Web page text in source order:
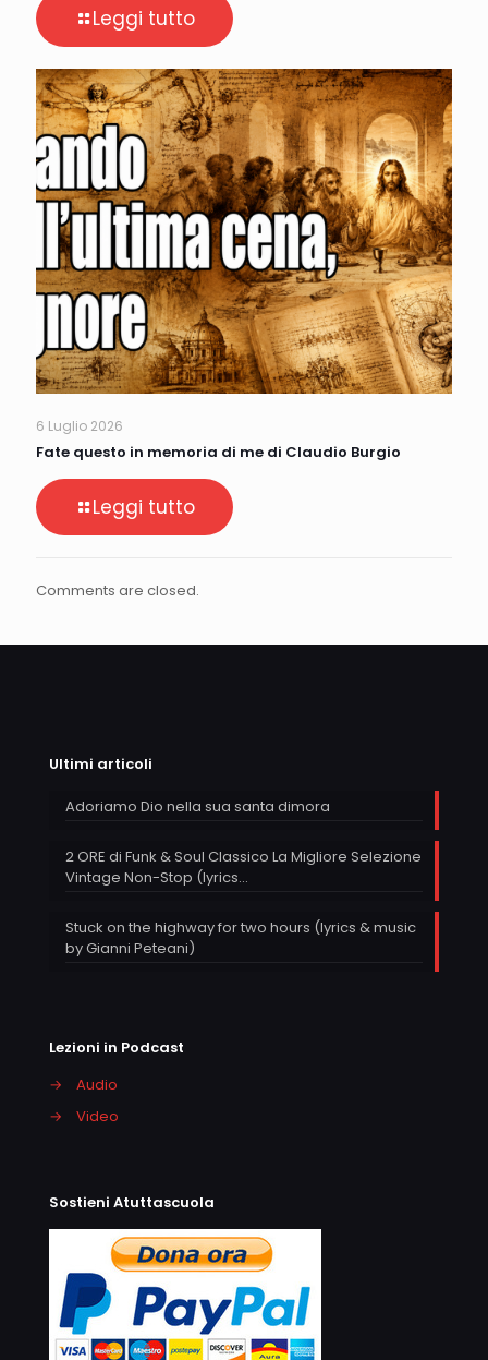
Leggi tutto
6 Luglio 2026
Fate questo in memoria di me di Claudio Burgio
Leggi tutto
Comments are closed.
Ultimi articoli
Adoriamo Dio nella sua santa dimora
2 ORE di Funk & Soul Classico La Migliore Selezione
Vintage Non-Stop (lyrics…
Stuck on the highway for two hours (lyrics & music
by Gianni Peteani)
Lezioni in Podcast
→
Audio
→
Video
Sostieni Atuttascuola